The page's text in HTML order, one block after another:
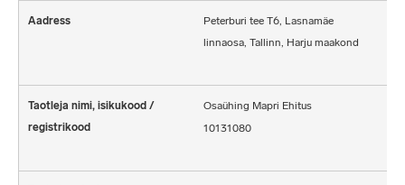
Peterburi tee T6, Lasnamäe
linnaosa, Tallinn, Harju maakond
Osaühing Mapri Ehitus
10131080